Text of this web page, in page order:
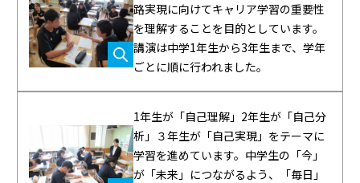
路実現に向けてキャリア学習の重要性
を理解することを目的としています。
講演は中学1年生から3年生まで、学年
ごとに順に行われました。
1年生が「自己理解」2年生が「自己分
析」３年生が「自己実現」をテーマに
学習を進めています。中学生の「今」
が「未来」につながるよう、「毎日」